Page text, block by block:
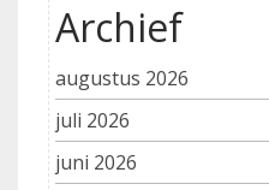
Archief
augustus 2026
juli 2026
juni 2026